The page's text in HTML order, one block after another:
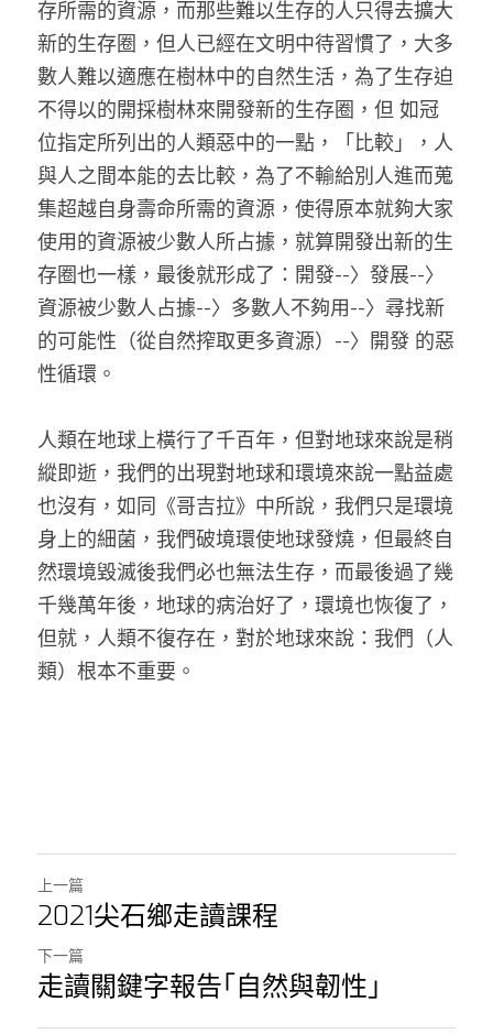
存所需的資源，而那些難以生存的人只得去擴大
新的生存圈，但人已經在文明中待習慣了，大多
數人難以適應在樹林中的自然生活，為了生存迫
不得以的開採樹林來開發新的生存圈，但 如冠
位指定所列出的人類惡中的一點，「比較」，人
與人之間本能的去比較，為了不輸給別人進而蒐
集超越自身壽命所需的資源，使得原本就夠大家
使用的資源被少數人所占據，就算開發出新的生
存圈也一樣，最後就形成了：開發--〉發展--〉
資源被少數人占據--〉多數人不夠用--〉尋找新
的可能性（從自然搾取更多資源）--〉開發 的惡
性循環。
人類在地球上橫行了千百年，但對地球來說是稍
縱即逝，我們的出現對地球和環境來說一點益處
也沒有，如同《哥吉拉》中所說，我們只是環境
身上的細菌，我們破境環使地球發燒，但最終自
然環境毀滅後我們必也無法生存，而最後過了幾
千幾萬年後，地球的病治好了，環境也恢復了，
但就，人類不復存在，對於地球來說：我們（人
類）根本不重要。
上一篇
2021尖石鄉走讀課程
下一篇
走讀關鍵字報告｢自然與韌性｣